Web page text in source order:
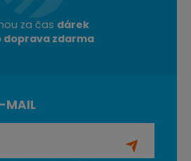
za čas dárek
doprava zdarma
MAIL